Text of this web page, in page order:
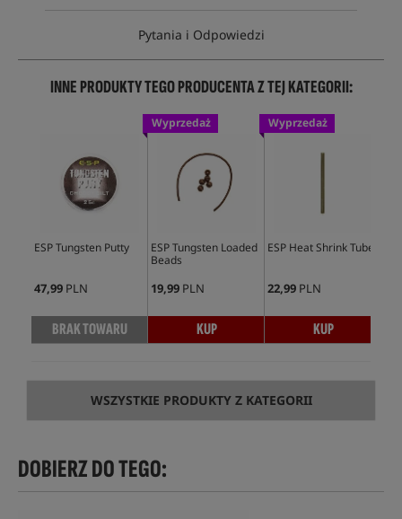
Pytania i Odpowiedzi
INNE PRODUKTY TEGO PRODUCENTA Z TEJ KATEGORII:
ESP Tungsten Putty
47,99 PLN
BRAK TOWARU
Wyprzedaż
ESP Tungsten Loaded
Beads
19,99 PLN
KUP
Wyprzedaż
ESP Heat Shrink Tube
22,99 PLN
KUP
WSZYSTKIE PRODUKTY Z KATEGORII
DOBIERZ DO TEGO: